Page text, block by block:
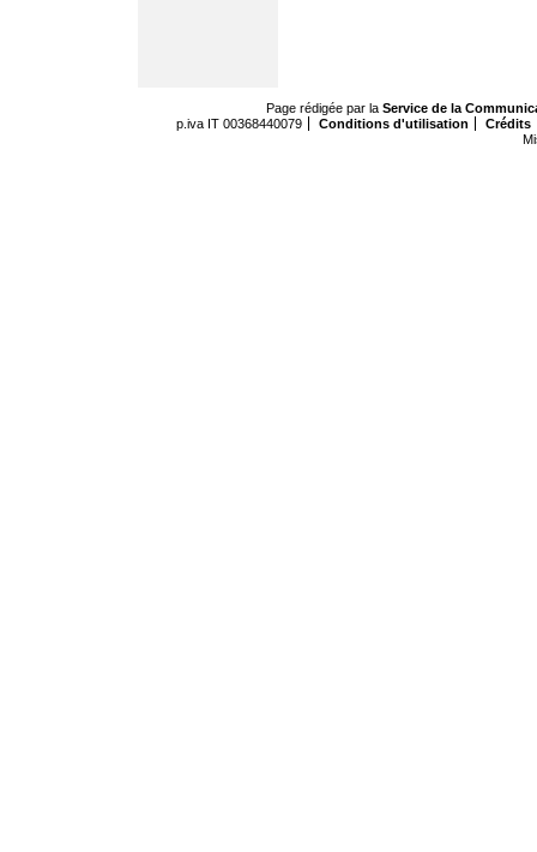
Page rédigée par la Service de la
p.iva IT 00368440079
Conditions d'utilisation
Crédits